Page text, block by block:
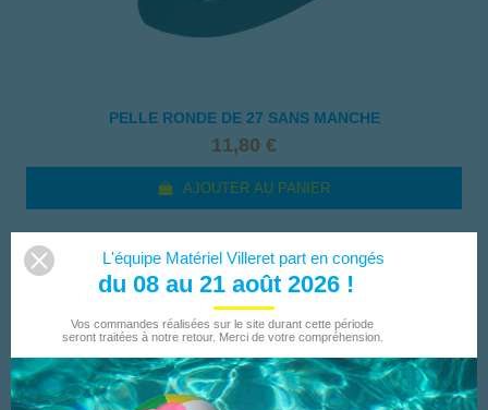
PELLE RONDE DE 27 SANS MANCHE
11,80 €
AJOUTER AU PANIER
L'équipe Matériel Villeret part en congés
du 08 au 21 août 2026 !
Vos commandes réalisées sur le site durant cette période
seront traitées à notre retour. Merci de votre compréhension.